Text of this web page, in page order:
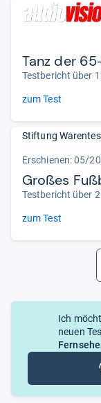
Tanz der
Testbericht über
zum Test
Stiftung
Erschienen:05/
Großes
Testbericht über
zum Test
Ich
neuen